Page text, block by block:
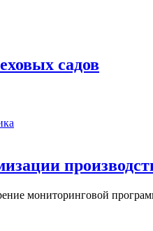
садов
мониторинговой